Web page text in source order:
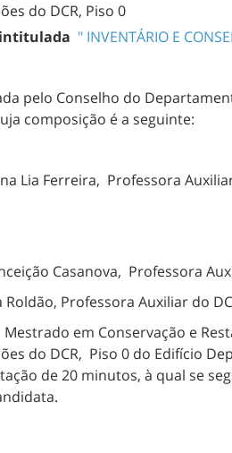
do DCR, Piso 0
" INVENTÁRIO E
pelo Conselho do
composição é a seguinte:
Lia Ferreira, Professora
Casanova, Professora
Roldão, Professora Auxiliar do
em Conservação e
do DCR, Piso 0 do Edifício
de 20 minutos, à qual se